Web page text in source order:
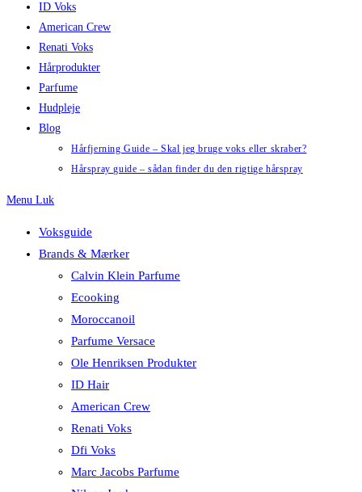
ID Voks
American Crew
Renati Voks
Hårprodukter
Parfume
Hudpleje
Blog
Hårfjerning Guide – Skal jeg bruge voks eller skraber?
Hårspray guide – sådan finder du den rigtige hårspray
Menu Luk
Voksguide
Brands & Mærker
Calvin Klein Parfume
Ecooking
Moroccanoil
Parfume Versace
Ole Henriksen Produkter
ID Hair
American Crew
Renati Voks
Dfi Voks
Marc Jacobs Parfume